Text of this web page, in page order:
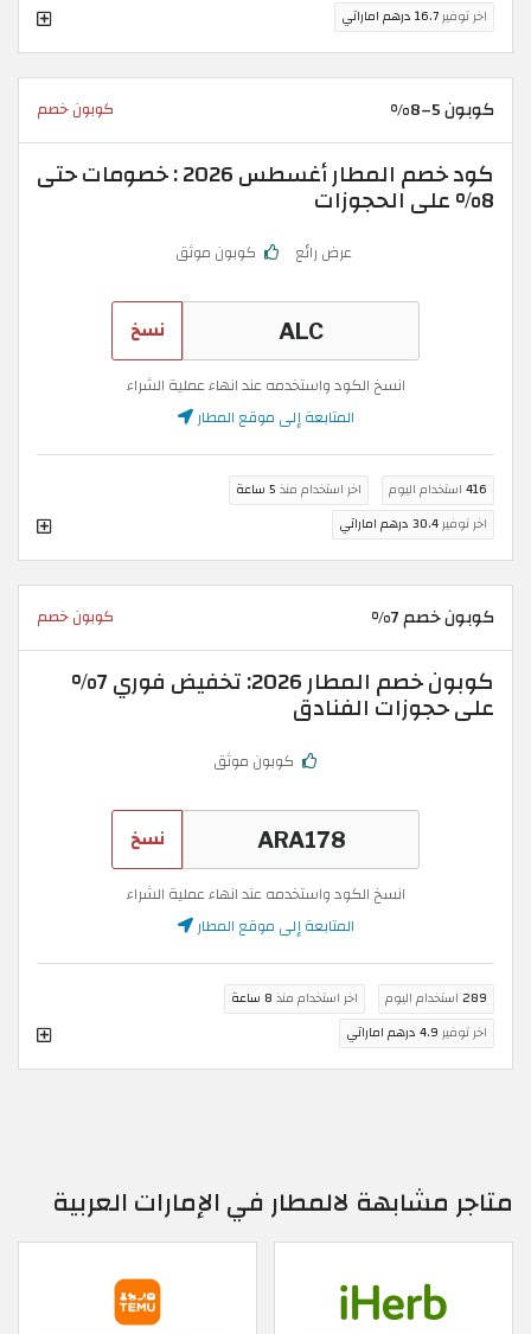
اخر توفير16.7 درهم اماراتي
كوبون 5–8% كوبون خصم
كود خصم المطار أغسطس 2026 : خصومات حتى
8% على الحجوزات
عرض رائع كوبون موثق
نسخ
انسخ الكود واستخدمه عند انهاء عملية الشراء
المتابعة إلى موقع المطار
416 استخدام اليوم اخر استخدام منذ 5 ساعة
اخر توفير30.4 درهم اماراتي
كوبون خصم 7% كوبون خصم
كوبون خصم المطار 2026: تخفيض فوري 7%
على حجوزات الفنادق
كوبون موثق
نسخ
انسخ الكود واستخدمه عند انهاء عملية الشراء
المتابعة إلى موقع المطار
289 استخدام اليوم اخر استخدام منذ 8 ساعة
اخر توفير 4.9 درهم اماراتي
متاجر مشابهة لالمطار في الإمارات العربية